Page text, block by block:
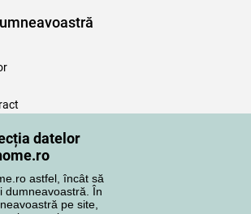
datelor
astfel, încât să
dumneavoastră. În
pe site,